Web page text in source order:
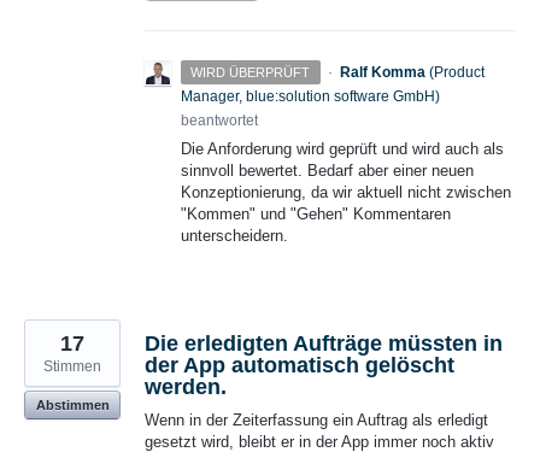
WIRD ÜBERPRÜFT · Ralf Komma (Product
Manager, blue:solution software GmbH)
beantwortet
Die Anforderung wird geprüft und wird auch als
sinnvoll bewertet. Bedarf aber einer neuen
Konzeptionierung, da wir aktuell nicht zwischen
"Kommen" und "Gehen" Kommentaren
unterscheidern.
Die erledigten Aufträge müssten in
der App automatisch gelöscht
werden.
Wenn in der Zeiterfassung ein Auftrag als erledigt
gesetzt wird, bleibt er in der App immer noch aktiv
17
Stimmen
Abstimmen